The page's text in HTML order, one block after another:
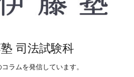
司法試験科
ラムを発信しています。